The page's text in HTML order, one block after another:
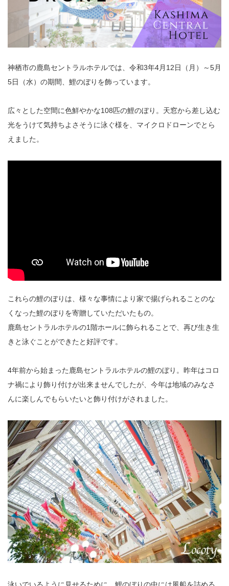
神栖市の鹿島セントラルホテルでは、令和3年4月12日（月）～5月
5日（水）の期間、鯉のぼりを飾っています。
広々とした空間に色鮮やかな108匹の鯉のぼり。天窓から差し込む
光をうけて気持ちよさそうに泳ぐ様を、マイクロドローンでとら
えました。
これらの鯉のぼりは、様々な事情により家で揚げられることのな
くなった鯉のぼりを寄贈していただいたもの。
鹿島セントラルホテルの1階ホールに飾られることで、再び生き生
きと泳ぐことができたと好評です。
4年前から始まった鹿島セントラルホテルの鯉のぼり。昨年はコロ
ナ禍により飾り付けが出来ませんでしたが、今年は地域のみなさ
んに楽しんでもらいたいと飾り付けがされました。